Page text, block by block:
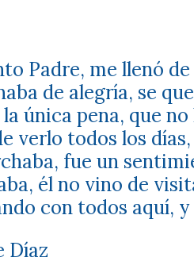
Padre, me llenó
de alegría, se
única pena, que
verlo todos los
fue un
él no vino de
con todos aquí,
Díaz